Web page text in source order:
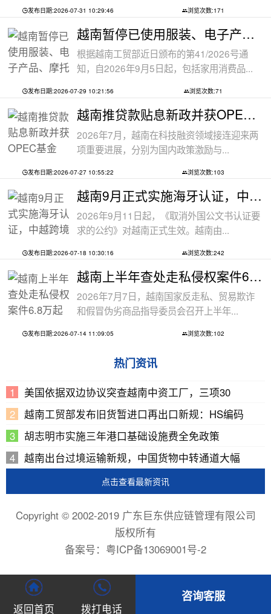
发布日期:2026-07-31 10:29:46 浏览次数:171
越南暂停已使用服装、电子产品、摩托车
根据越南工贸部近日颁布的第41/2026号通
知，自2026年9月5日起，包括家用消费品...
发布日期:2026-07-29 10:21:56 浏览次数:71
越南推贷款贴息新政并获OPEC基金5000万美
2026年7月，越南在科技融资领域接连迎来两
项重要进展，分别为国内政策激励与...
发布日期:2026-07-27 10:55:22 浏览次数:103
越南9月正式实施海牙认证，中越跨境文件
2026年9月11日起，《取消外国公文书认证要
求的公约》对越南正式生效。越南由...
发布日期:2026-07-18 10:30:16 浏览次数:242
越南上半年查处走私侵权案件6.8万起
2026年7月7日，越南国家反走私、贸易欺诈
和假冒伪劣商品指导委员会召开上半年...
发布日期:2026-07-14 11:09:05 浏览次数:102
热门资讯
美国依据双边协议突查越南中资工厂，三项30
越南工贸部发布旧货暂进口再出口新规：HS编码
胡志明市实施三年港口基础设施费全免政策
越南出台过境运输新规，中国货物中转通道大幅
点击查看最新资讯
Copyright © 2002-2019 广东巨东供应链管理有限公司
版权所有
备案号： 粤ICP备13069001号-2
返回首页 拨打电话
咨询客服